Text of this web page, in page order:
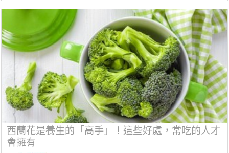
西蘭花是養生的「高手」！這些好處，常吃的人才
會擁有